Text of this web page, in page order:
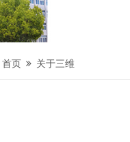
首页 关于三维